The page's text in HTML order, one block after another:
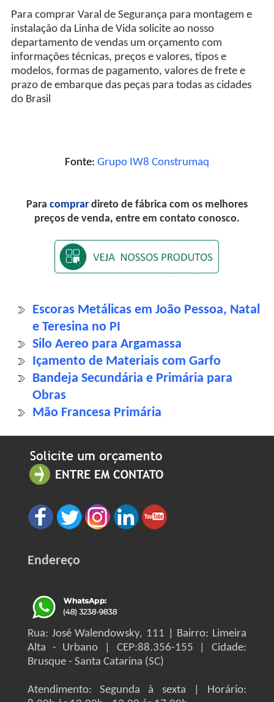
Para comprar Varal de Segurança para montagem e
instalação da Linha de Vida solicite ao nosso
departamento de vendas um orçamento com
informações técnicas, preços e valores, tipos e
modelos, formas de pagamento, valores de frete e
prazo de embarque das peças para todas as cidades
do Brasil
Fonte: Grupo IW8 Construmaq
Para comprar direto de fábrica com os melhores
preços de venda, entre em contato conosco.
Escoras Metálicas em João Pessoa, Natal
e Teresina no PI
Silo Aereo para Argamassa
Içamento de Materiais com Garfo
Bandeja Secundária e Primária para
Obras
Mão Francesa Primária
Endereço
Rua: José Walendowsky, 111 | Bairro: Limeira
Alta - Urbano | CEP:88.356-155 | Cidade:
Brusque - Santa Catarina (SC)
Atendimento: Segunda à sexta | Horário: